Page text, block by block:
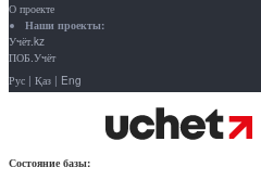
О проекте
Наши проекты:
Учёт.kz
ПОБ.Учёт
Рус | Қаз | Eng
Состояние базы: